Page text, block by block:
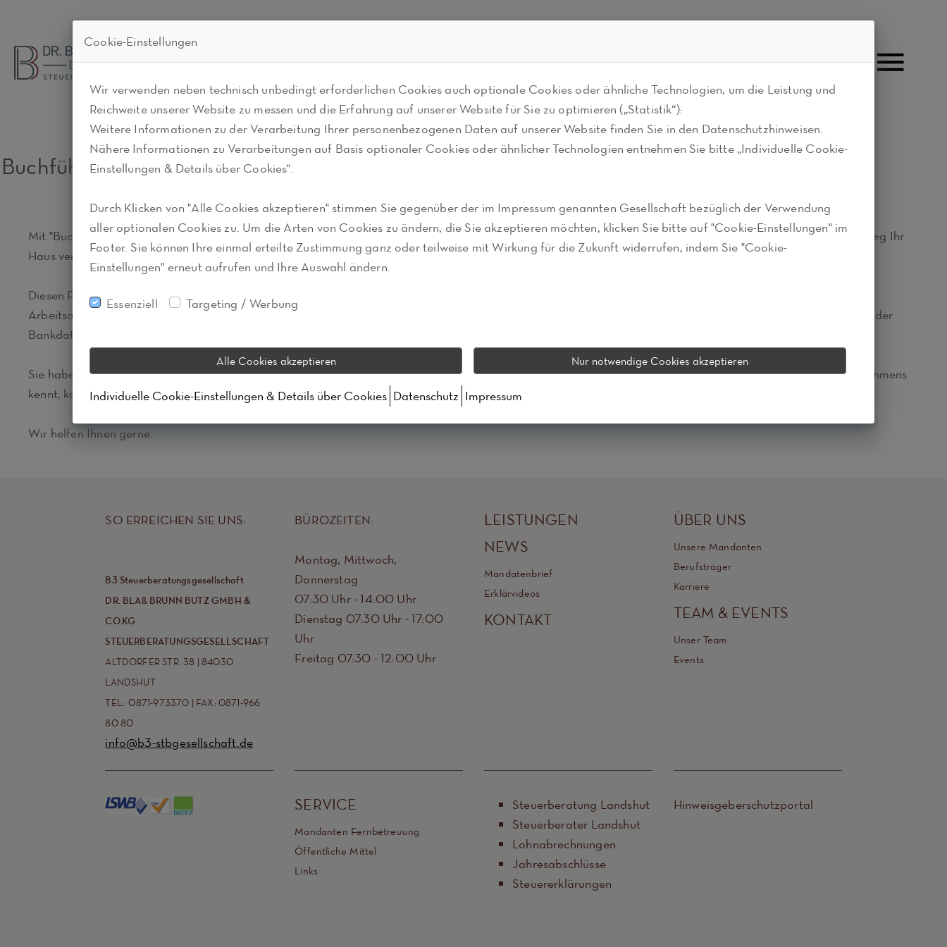
Buchführung vor Ort
Mit "Buchführung vor Ort" bieten wir Ihnen eine zukunftsorientierte Dienstleistung. Wir erledigen die Buchführung in Ihren Geschäftsräumen, ohne dass ein Beleg Ihr
Haus verläßt.
Diesen Prozess stimmen wir optimal auf Ihre Bedürfnisse ab. Wir verbinden Ihr Rechnungswesen mit dem Finanzbuchhaltungsprozess und optimieren die
Arbeitsabläufe. Auf Wunsch kann Ihr Peronsal eingebunden werden. Der Einsatz eines elektronischen Kassenbuches ist dabei ebenso möglich wie das Einlesen der
Bankdaten.
Sie haben jederzeit Zugriff auf Ihre Daten. Das erleichtert ein konsequentes Forderungsmanagement und nur wer zeitnah die relevanten Daten seines Unternehmens
kennt, kann planen und kontrollieren und die richtigen unternehmerischen Entscheidungen treffen.
Wir helfen Ihnen gerne.
SERVICE
Mandanten Fernbetreuung
Öffentliche Mittel
Links
SO ERREICHEN SIE UNS:
B3 Steuerberatungsgesellschaft
DR. BLAß BRUNN BUTZ GMBH &
CO.KG
STEUERBERATUNGSGESELLSCHAFT
ALTDORFER STR. 38 | 84030
LANDSHUT
TEL.: 0871-973370 | FAX: 0871-966
80 80
info@b3-stbgesellschaft.de
Steuerberatung Landshut
Steuerberater Landshut
Lohnabrechnungen
Jahresabschlüsse
Steuererklärungen
BÜROZEITEN:
Montag, Mittwoch,
Donnerstag
07:30 Uhr - 14:00 Uhr
Dienstag 07:30 Uhr - 17:00
Uhr
Freitag 07:30 - 12:00 Uhr
LEISTUNGEN
NEWS
Mandatenbrief
Erklärvideos
KONTAKT
ÜBER UNS
Unsere Mandanten
Berufsträger
Karriere
TEAM & EVENTS
Unser Team
Events
Hinweisgeberschutzportal
Cookie-Einstellungen
Wir verwenden neben technisch unbedingt erforderlichen Cookies auch optionale Cookies oder ähnliche Technologien, um die Leistung und
Reichweite unserer Website zu messen und die Erfahrung auf unserer Website für Sie zu optimieren („Statistik“):
Weitere Informationen zu der Verarbeitung Ihrer personenbezogenen Daten auf unserer Website finden Sie in den Datenschutzhinweisen.
Nähere Informationen zu Verarbeitungen auf Basis optionaler Cookies oder ähnlicher Technologien entnehmen Sie bitte „Individuelle Cookie-
Einstellungen & Details über Cookies“.
Durch Klicken von "Alle Cookies akzeptieren" stimmen Sie gegenüber der im Impressum genannten Gesellschaft bezüglich der Verwendung
aller optionalen Cookies zu. Um die Arten von Cookies zu ändern, die Sie akzeptieren möchten, klicken Sie bitte auf "Cookie-Einstellungen" im
Footer. Sie können Ihre einmal erteilte Zustimmung ganz oder teilweise mit Wirkung für die Zukunft widerrufen, indem Sie "Cookie-
Einstellungen" erneut aufrufen und Ihre Auswahl ändern.
Essenziell Targeting / Werbung
Alle Cookies akzeptieren Nur notwendige Cookies akzeptieren
Individuelle Cookie-Einstellungen & Details über Cookies Datenschutz Impressum